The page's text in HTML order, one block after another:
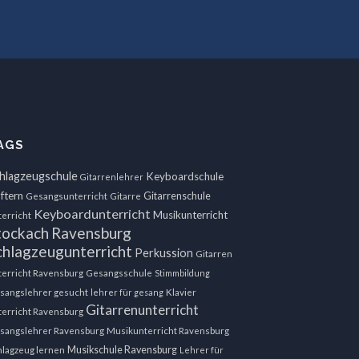
Gitarrenlehrer Keyboardschule
Gesangsunterricht Gitarre Gitarrenschule
Keyboardunterricht Musikunterricht
Ravensburg
Perkussion Gitarren
Ravensburg Gesangsschule Stimmbildung
gesucht lehrer für gesang Klavier
Ravensburg Gitarrenunterricht
Ravensburg Musikunterricht Ravensburg
lernen Musikschule Ravensburg Lehrer für